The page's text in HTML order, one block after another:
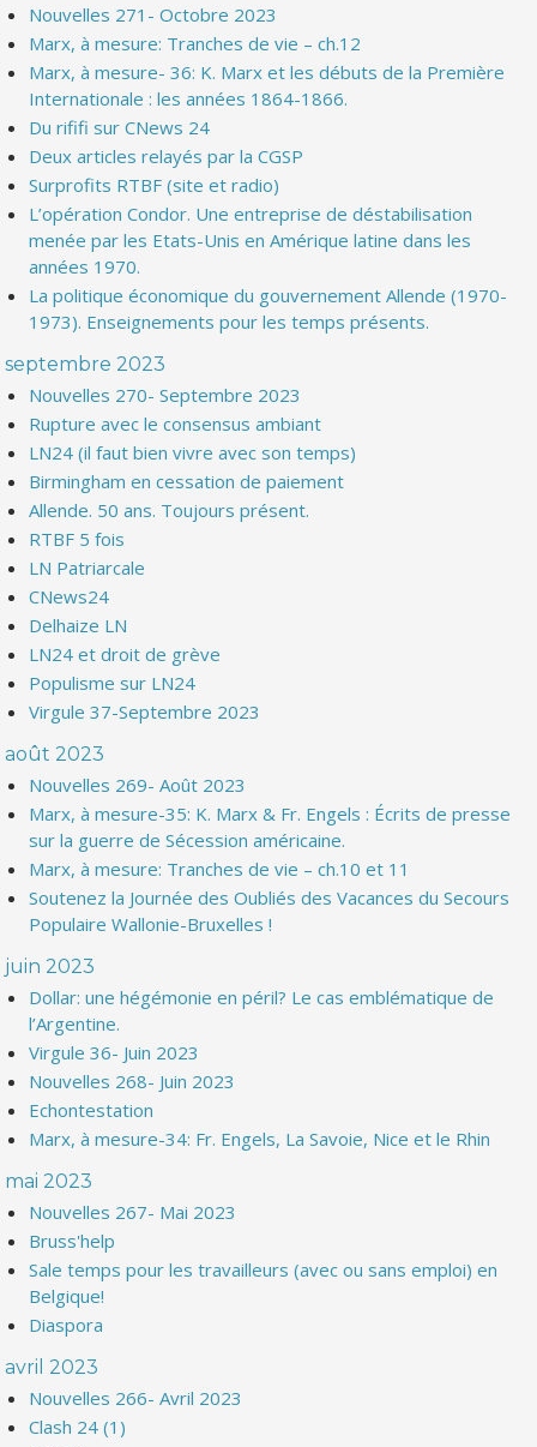
Nouvelles 271- Octobre 2023
Marx, à mesure: Tranches de vie – ch.12
Marx, à mesure- 36: K. Marx et les débuts de la Première
Internationale : les années 1864-1866.
Du rififi sur CNews 24
Deux articles relayés par la CGSP
Surprofits RTBF (site et radio)
L’opération Condor. Une entreprise de déstabilisation
menée par les Etats-Unis en Amérique latine dans les
années 1970.
La politique économique du gouvernement Allende (1970-
1973). Enseignements pour les temps présents.
septembre 2023
Nouvelles 270- Septembre 2023
Rupture avec le consensus ambiant
LN24 (il faut bien vivre avec son temps)
Birmingham en cessation de paiement
Allende. 50 ans. Toujours présent.
RTBF 5 fois
LN Patriarcale
CNews24
Delhaize LN
LN24 et droit de grève
Populisme sur LN24
Virgule 37-Septembre 2023
août 2023
Nouvelles 269- Août 2023
Marx, à mesure-35: K. Marx & Fr. Engels : Écrits de presse
sur la guerre de Sécession américaine.
Marx, à mesure: Tranches de vie – ch.10 et 11
Soutenez la Journée des Oubliés des Vacances du Secours
Populaire Wallonie-Bruxelles !
juin 2023
Dollar: une hégémonie en péril? Le cas emblématique de
l’Argentine.
Virgule 36- Juin 2023
Nouvelles 268- Juin 2023
Echontestation
Marx, à mesure-34: Fr. Engels, La Savoie, Nice et le Rhin
mai 2023
Nouvelles 267- Mai 2023
Bruss'help
Sale temps pour les travailleurs (avec ou sans emploi) en
Belgique!
Diaspora
avril 2023
Nouvelles 266- Avril 2023
Clash 24 (1)